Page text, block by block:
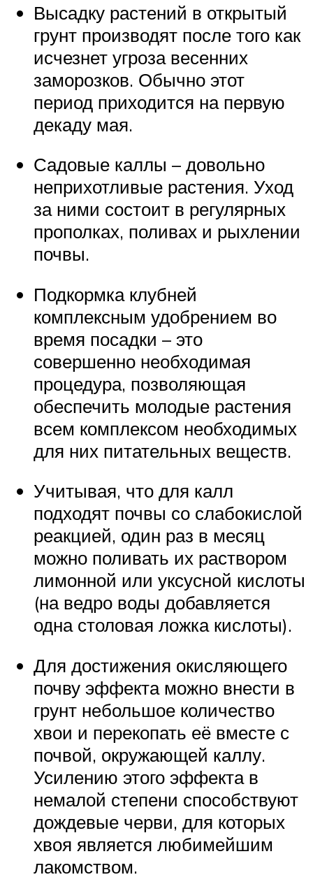
Высадку растений в открытый
грунт производят после того как
исчезнет угроза весенних
заморозков. Обычно этот
период приходится на первую
декаду мая.
Садовые каллы – довольно
неприхотливые растения. Уход
за ними состоит в регулярных
прополках, поливах и рыхлении
почвы.
Подкормка клубней
комплексным удобрением во
время посадки – это
совершенно необходимая
процедура, позволяющая
обеспечить молодые растения
всем комплексом необходимых
для них питательных веществ.
Учитывая, что для калл
подходят почвы со слабокислой
реакцией, один раз в месяц
можно поливать их раствором
лимонной или уксусной кислоты
(на ведро воды добавляется
одна столовая ложка кислоты).
Для достижения окисляющего
почву эффекта можно внести в
грунт небольшое количество
хвои и перекопать её вместе с
почвой, окружающей каллу.
Усилению этого эффекта в
немалой степени способствуют
дождевые черви, для которых
хвоя является любимейшим
лакомством.